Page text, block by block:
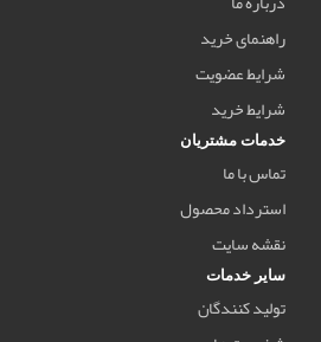
راهنمای خرید
شرایط عضویت
شرایط خرید
خدمات مشتریان
تماس با ما
استرداد محصول
نقشه سایت
سایر خدمات
تولید کنندگان